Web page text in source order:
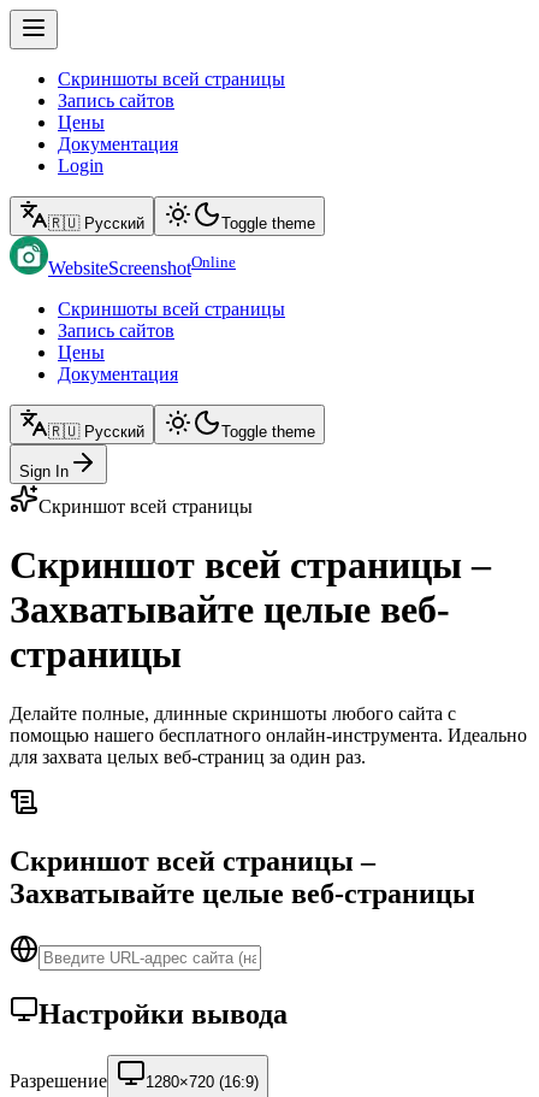
Скриншоты всей страницы
Запись сайтов
Цены
Документация
Login
🇷🇺 Русский Toggle theme
WebsiteScreenshotOnline
Скриншоты всей страницы
Запись сайтов
Цены
Документация
🇷🇺 Русский Toggle theme
Sign In
Скриншот всей страницы
Скриншот всей страницы –
Захватывайте целые веб-
страницы
Делайте полные, длинные скриншоты любого сайта с
помощью нашего бесплатного онлайн-инструмента. Идеально
для захвата целых веб-страниц за один раз.
Скриншот всей страницы –
Захватывайте целые веб-страницы
Настройки вывода
Разрешение 1280×720 (16:9)